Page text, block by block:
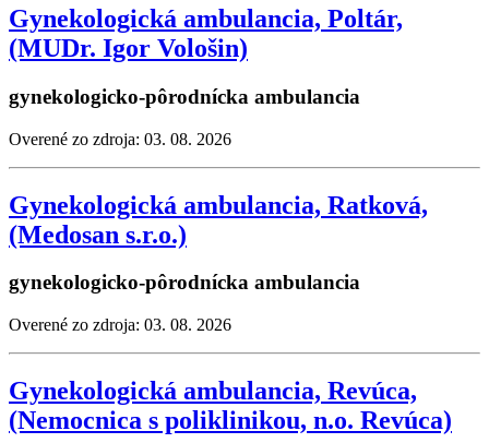
Gynekologická ambulancia, Poltár,
(MUDr. Igor Vološin)
gynekologicko-pôrodnícka ambulancia
Overené zo zdroja: 03. 08. 2026
Gynekologická ambulancia, Ratková,
(Medosan s.r.o.)
gynekologicko-pôrodnícka ambulancia
Overené zo zdroja: 03. 08. 2026
Gynekologická ambulancia, Revúca,
(Nemocnica s poliklinikou, n.o. Revúca)